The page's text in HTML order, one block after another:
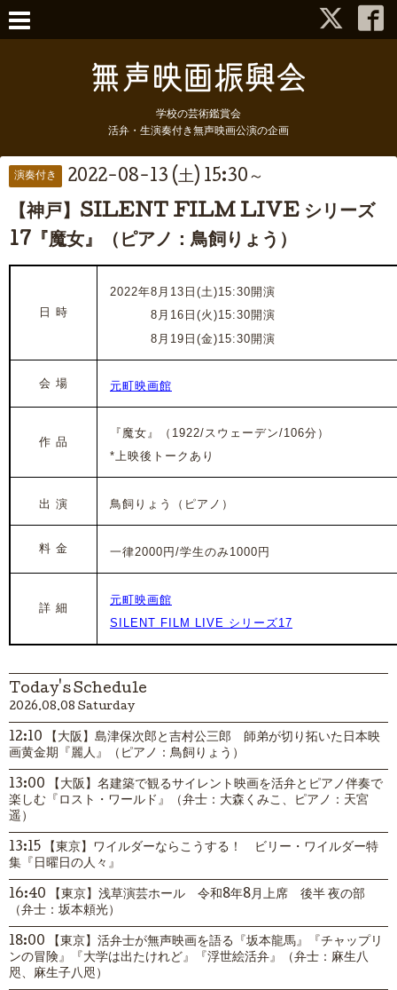
学校の芸術鑑賞会
活弁・生演奏付き無声映画公演の企画
演奏付き 2022-08-13 (土) 15:30～
【神戸】SILENT FILM LIVE シリーズ
17『魔女』（ピアノ：鳥飼りょう）
日 時
2022年8月13日(土)15:30開演
8月16日(火)15:30開演
8月19日(金)15:30開演
会 場 元町映画館
作 品
『魔女』
（1922/スウェーデン/106分）
*上映後トークあり
出 演 鳥飼りょう（ピアノ）
料 金 一律2000円/学生のみ1000円
詳 細
元町映画館
SILENT FILM LIVE シリーズ17
Today's Schedule
2026.08.08 Saturday
12:10 【大阪】島津保次郎と吉村公三郎 師弟が切り拓いた日本映
画黄金期『麗人』（ピアノ：鳥飼りょう）
13:00 【大阪】名建築で観るサイレント映画を活弁とピアノ伴奏で
楽しむ『ロスト・ワールド』（弁士：大森くみこ、ピアノ：天宮
遥）
13:15 【東京】ワイルダーならこうする！ ビリー・ワイルダー特
集『日曜日の人々』
16:40 【東京】浅草演芸ホール 令和8年8月上席 後半 夜の部
（弁士：坂本頼光）
18:00 【東京】活弁士が無声映画を語る『坂本龍馬』『チャップリ
ンの冒険』『大学は出たけれど』『浮世絵活弁』（弁士：麻生八
咫、麻生子八咫）